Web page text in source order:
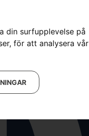
din surfupplevelse på
för att analysera vår